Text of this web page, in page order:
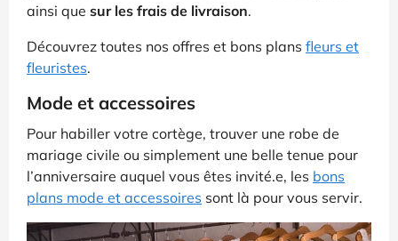
ainsi que sur les frais de livraison.
Découvrez toutes nos offres et bons plans fleurs et
fleuristes.
Mode et accessoires
Pour habiller votre cortège, trouver une robe de
mariage civile ou simplement une belle tenue pour
l’anniversaire auquel vous êtes invité.e, les bons
plans mode et accessoires sont là pour vous servir.